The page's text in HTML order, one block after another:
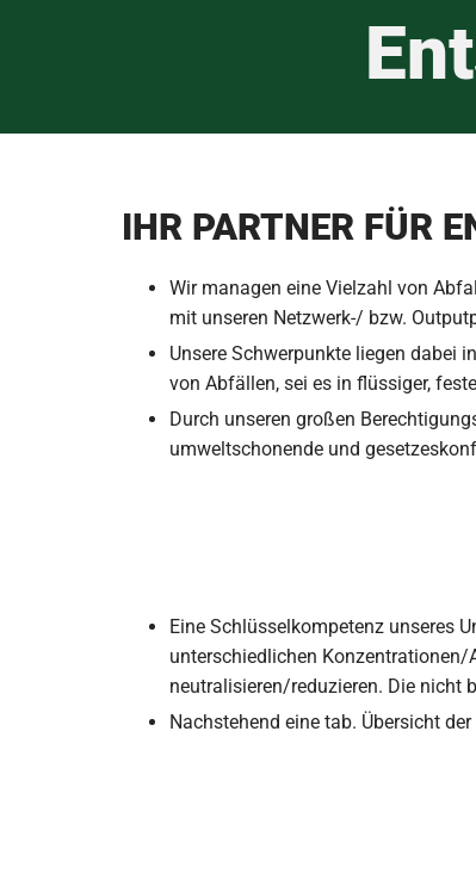
IHR PARTNER FÜR
Wir managen eine Vielzahl von
mit unseren Netzwerk-/ bzw.
Unsere Schwerpunkte liegen dabei
von Abfällen, sei es in flüssiger,
Durch unseren großen
umweltschonende und
Eine Schlüsselkompetenz unseres
unterschiedlichen Konzentrationen/
neutralisieren/reduzieren. Die nicht
Nachstehend eine tab. Übersicht